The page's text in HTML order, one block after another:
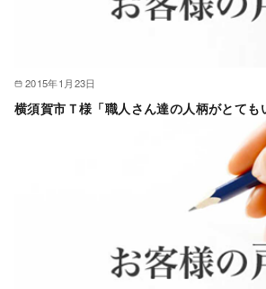
2015年1月23日
横須賀市Ｔ様「職人さん達の人柄がとても